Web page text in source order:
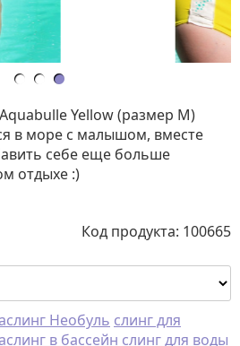
Aquabulle Yellow (размер М)
в море с малышом, вместе
себе еще больше
отдыхе :)
Код продукта: 100665
Необуль слинг для
в бассейн слинг для воды